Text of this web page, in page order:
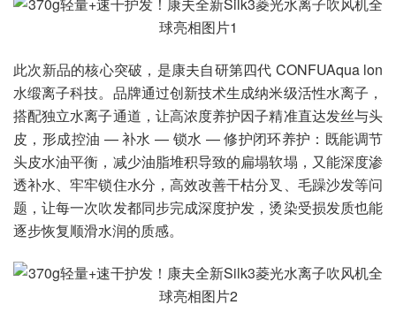
此次新品的核心突破，是康夫自研第四代 CONFUAqua lon
水缎离子科技。品牌通过创新技术生成纳米级活性水离子，
搭配独立水离子通道，让高浓度养护因子精准直达发丝与头
皮，形成控油 — 补水 — 锁水 — 修护闭环养护：既能调节
头皮水油平衡，减少油脂堆积导致的扁塌软塌，又能深度渗
透补水、牢牢锁住水分，高效改善干枯分叉、毛躁沙发等问
题，让每一次吹发都同步完成深度护发，烫染受损发质也能
逐步恢复顺滑水润的质感。